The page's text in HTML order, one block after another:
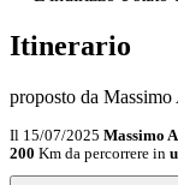
Itinerario
proposto da
Il 15/07/2025 Massimo
200 Km da percorrere in